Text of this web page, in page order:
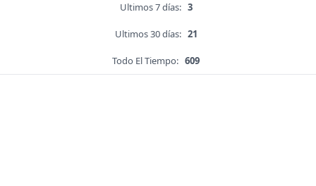
Ultimos 7 días: 3
Ultimos 30 días: 21
Todo El Tiempo: 609